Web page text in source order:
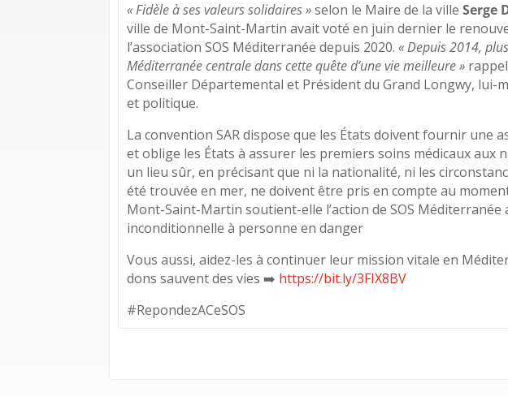
« Fidèle à ses valeurs solidaires »selon le Maire de la villeSerge
ville de Mont-Saint-Martin avait voté en juin dernier le
l’association SOS Méditerranée depuis 2020.« Depuis 2014,
Méditerranée centrale dans cette quête d’une vie meilleure »
Conseiller Départemental et Président du Grand Longwy, lui-
et politique.
La convention SAR dispose que les États doivent fournir une
et oblige les États à assurer les premiers soins médicaux aux
un lieu sûr, en précisant que ni la nationalité, ni les
été trouvée en mer, ne doivent être pris en compte au
Mont-Saint-Martin soutient-elle l’action de SOS Méditerranée
inconditionnelle à personne en danger
Vous aussi, aidez-les à continuer leur mission vitale en
dons sauvent des vies ➡️ https://bit.ly/3FIX8BV
#RepondezACeSOS